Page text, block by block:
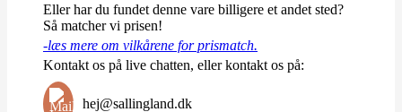
Eller har du fundet denne vare billigere et andet sted?
Så matcher vi prisen!
-læs mere om vilkårene for prismatch.
Kontakt os på live chatten, eller kontakt os på:
hej@sallingland.dk